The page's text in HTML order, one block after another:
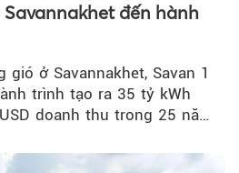
đến hành
ở Savannakhet, Savan 1
trình tạo ra 35 tỷ kWh
doanh thu trong 25 năm